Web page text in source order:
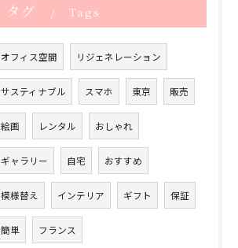
タグ Tags
オフィス空間 リジェネレーション
サスティナブル スマホ 東京 販売
絵画 レンタル おしゃれ
ギャラリー 自宅 おすすめ
模様替え インテリア ギフト 保証
簡単 フランス